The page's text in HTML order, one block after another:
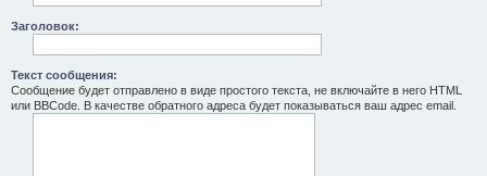
Заголовок:
Текст сообщения:
Сообщение будет отправлено в виде простого текста, не включайте в него HTML
или BBCode. В качестве обратного адреса будет показываться ваш адрес email.